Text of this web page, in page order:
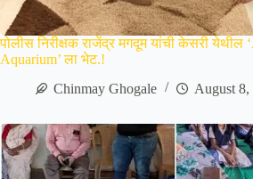
पोलीस निरीक्षक राजेंद्र मगदूम यांची केसरी येथील
Aquarium’ ला भेट.!
Chinmay Ghogale
August 8,